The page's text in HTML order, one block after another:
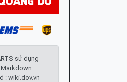
sử dụng
: wiki.dov.vn